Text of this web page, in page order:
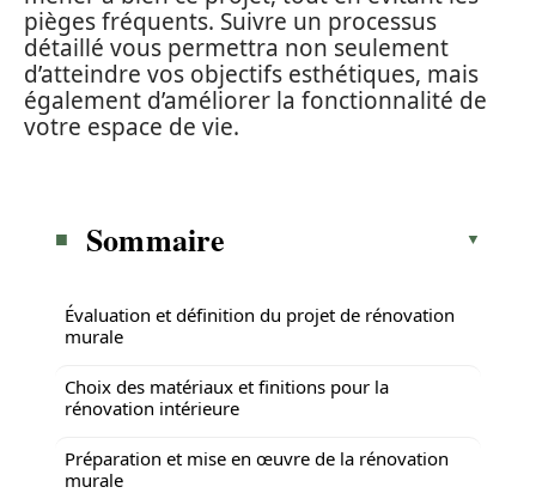
pièges fréquents. Suivre un processus
détaillé vous permettra non seulement
d’atteindre vos objectifs esthétiques, mais
également d’améliorer la fonctionnalité de
votre espace de vie.
Sommaire
Évaluation et définition du projet de rénovation
murale
Choix des matériaux et finitions pour la
rénovation intérieure
Préparation et mise en œuvre de la rénovation
murale